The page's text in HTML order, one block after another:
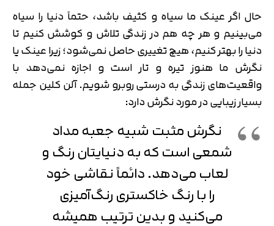
حال اگر عینک ما سیاه و کثیف باشد، حتماً دنیا را سیاه
می‌بینیم و هر چه هم در زندگی تلاش و کوشش کنیم تا
دنیا را بهتر کنیم، هیچ تغییری حاصل نمی‌شود؛ زیرا عینک یا
نگرش ما هنوز تیره و تار است و اجازه نمی‌دهد با
واقعیت‌های زندگی به درستی روبرو شویم. آلن کلین جمله
بسیار زیبایی در مورد نگرش دارد:
نگرش مثبت شبیه جعبه مداد
شمعی است که به دنیایتان رنگ و
لعاب می‌دهد. دائماً نقاشی خود
را با رنگ خاکستری رنگ‌آمیزی
می‌کنید و بدین ترتیب همیشه